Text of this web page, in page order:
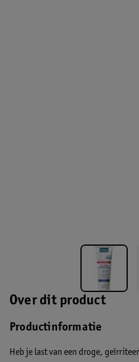
Over dit product
Productinformatie
Heb je last van een droge,